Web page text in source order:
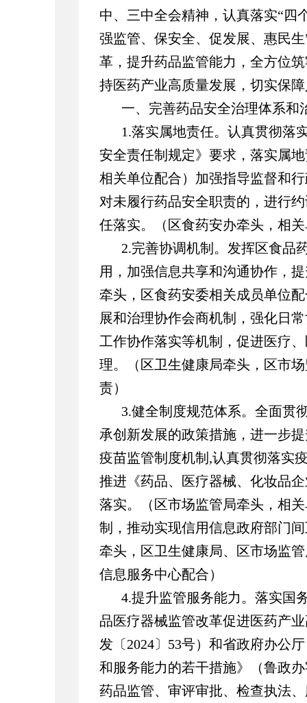
中、三中全会精神，认真落实“四
强监管、保安全、促发展、惠民
革，提升药品监管能力，全方位
持医药产业高质量发展，切实保
一、完善药品安全治理体系和
1.落实属地责任。认真贯彻落
安全责任制规定》要求，落实属
相关单位配合）加强指导监督和
对未履行药品安全职责的，进行
任落实。（区食药安办牵头，相
2.完善协调机制。发挥区食品
用，加强信息共享和沟通协作，
牵头，区食药安委相关成员单位
展和治理协作会商机制，强化日
工作协作落实等机制，促进医疗
理。（区卫生健康局牵头，区市
责）
3.健全制度规范体系。全面贯
承创新发展的政策措施，进一步
疫苗监管制度机制,认真贯彻落实
推进《药品、医疗器械、化妆品
落实。（区市场监管局牵头，相
制，推动实现信用信息政府部门
牵头，区卫生健康局、区市场监
信息服务中心配合）
4.提升监管服务能力。落实国
品医疗器械监管改革促进医药产
发〔2024〕53号）和省政府办公
和服务能力的若干措施》（鲁政
药品监管、审评审批、检查执法